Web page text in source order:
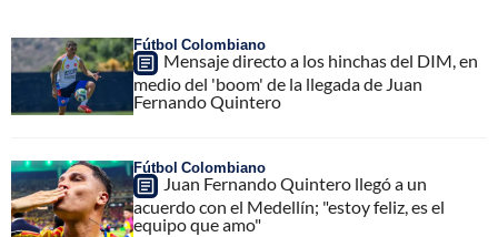
Fútbol Colombiano
Mensaje directo a los hinchas del DIM, en
medio del 'boom' de la llegada de Juan
Fernando Quintero
Fútbol Colombiano
Juan Fernando Quintero llegó a un
acuerdo con el Medellín; "estoy feliz, es el
equipo que amo"